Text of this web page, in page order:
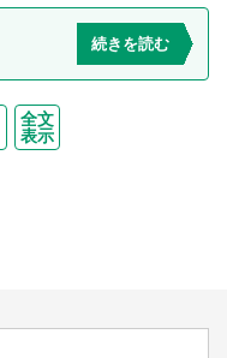
続きを読む
全文
表示